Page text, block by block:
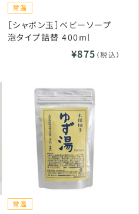
［シャボン玉］ベビーソープ
泡タイプ詰替 400ml
¥875 （税込）